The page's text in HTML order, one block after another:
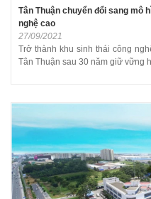
Tân Thuận chuyển đổi sang mô
nghệ cao
27/09/2021
Trở thành khu sinh thái công
Tân Thuận sau 30 năm giữ vững